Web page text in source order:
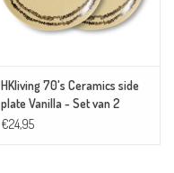
HKliving 70's Ceramics side
plate Vanilla - Set van 2
€24,95